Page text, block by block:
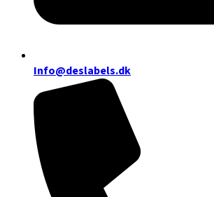
Info@deslabels.dk